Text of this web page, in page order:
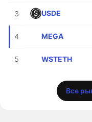
3 USDE
4 MEGA
5 WSTETH
Все